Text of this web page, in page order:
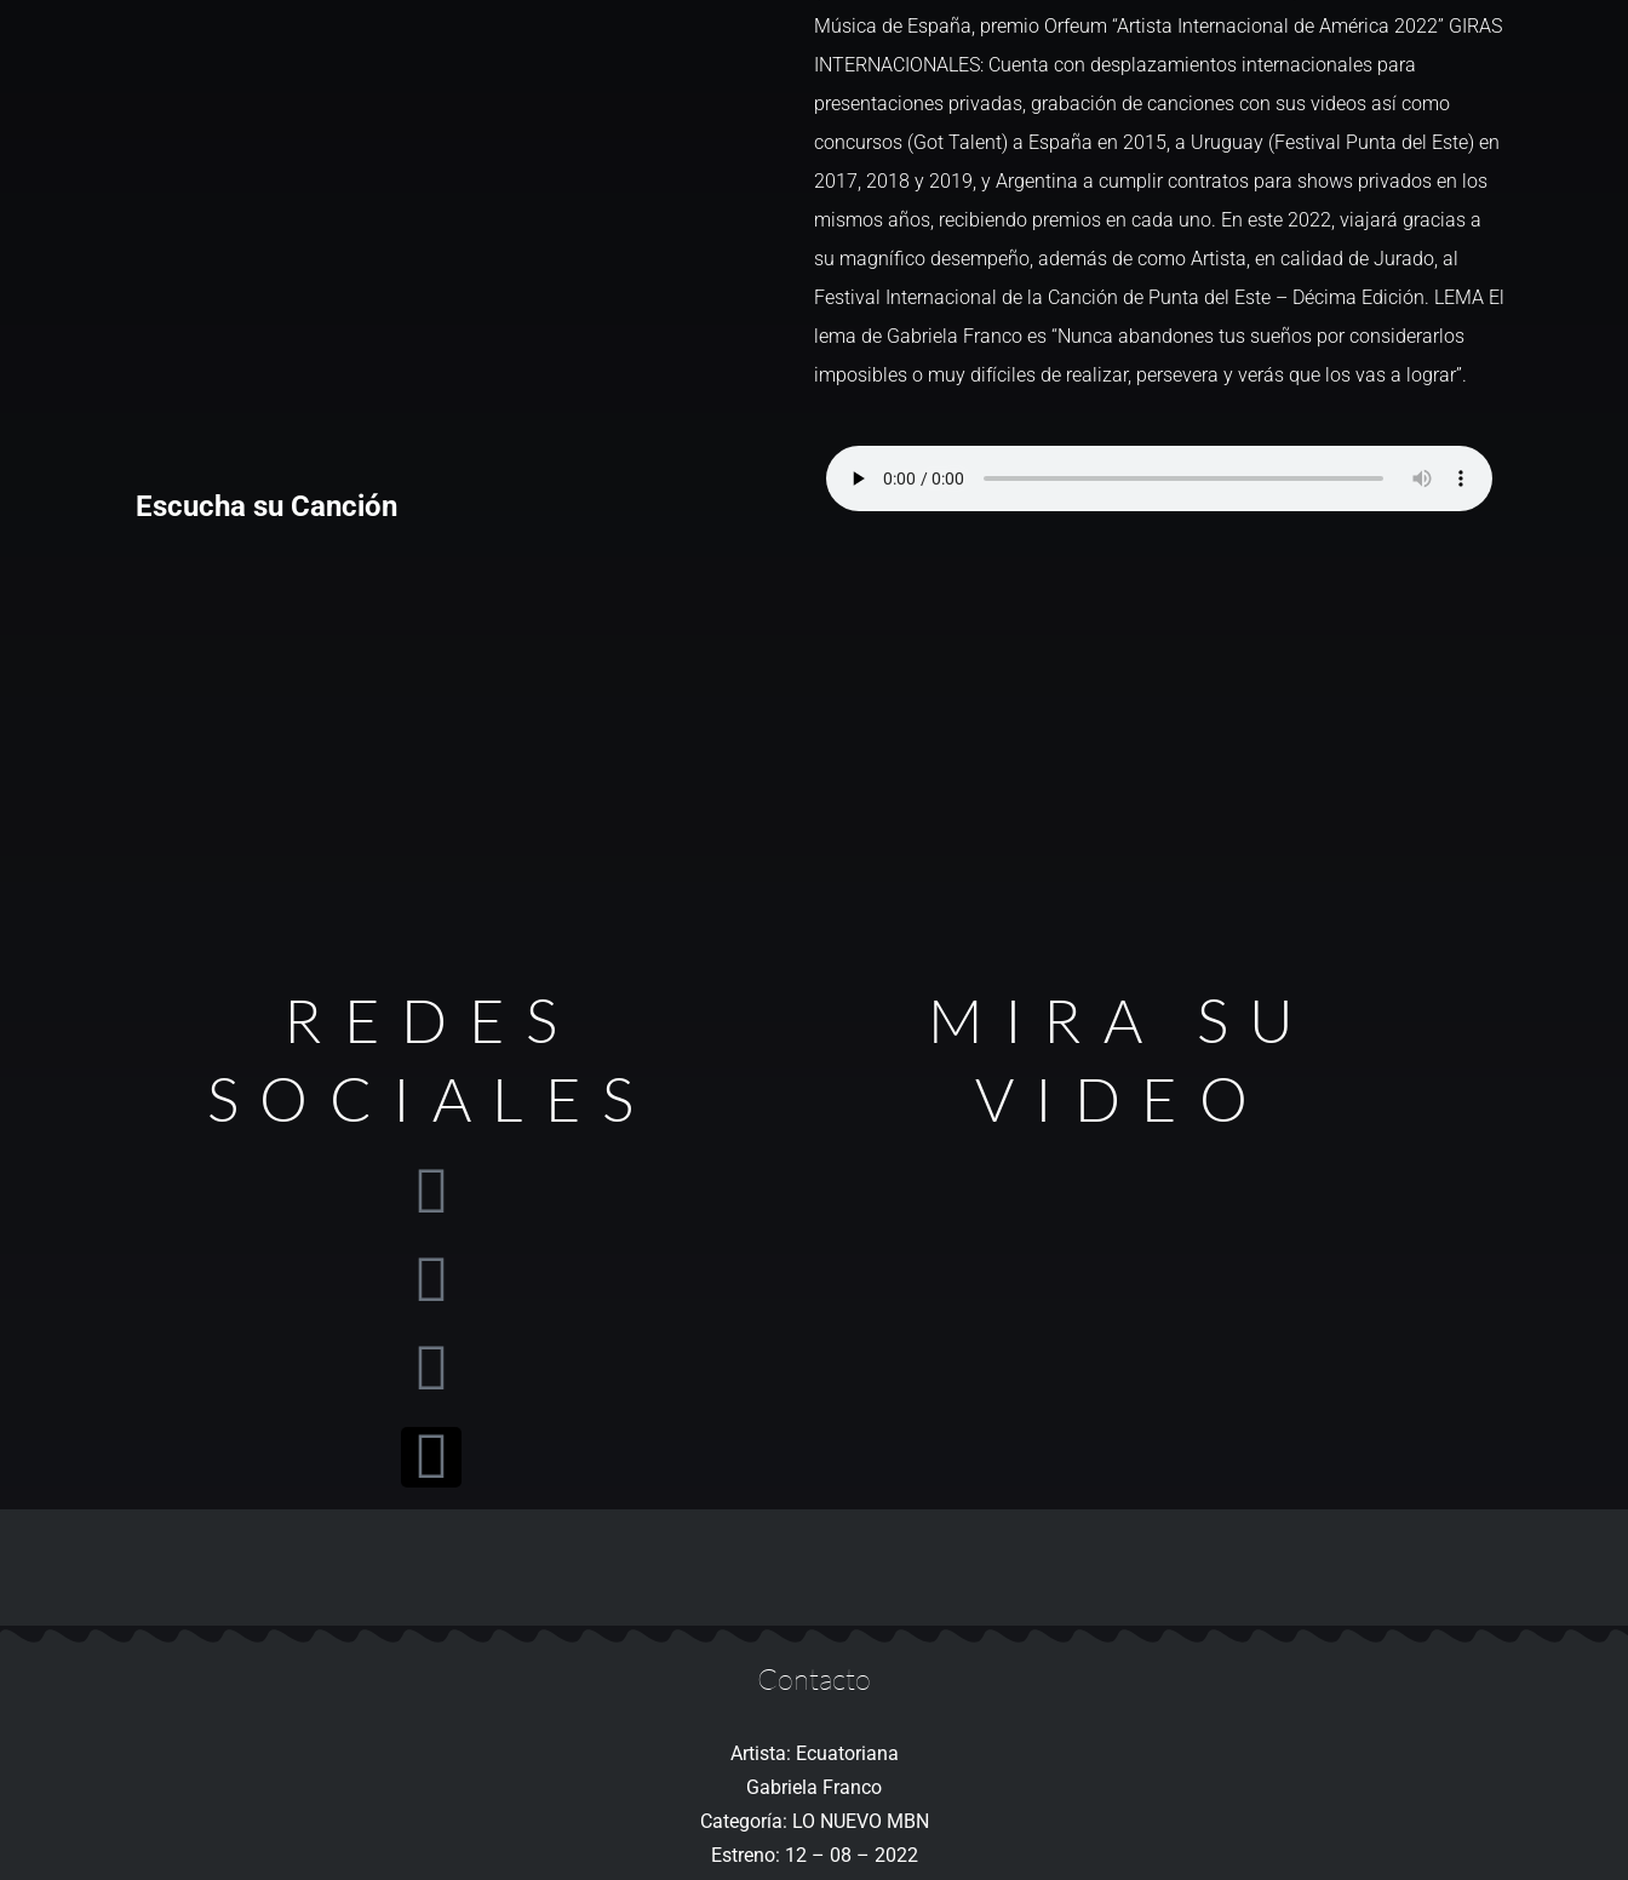
Música de España, premio Orfeum “Artista Internacional de América 2022” GIRAS
INTERNACIONALES: Cuenta con desplazamientos internacionales para
presentaciones privadas, grabación de canciones con sus videos así como
concursos (Got Talent) a España en 2015, a Uruguay (Festival Punta del Este) en
2017, 2018 y 2019, y Argentina a cumplir contratos para shows privados en los
mismos años, recibiendo premios en cada uno. En este 2022, viajará gracias a
su magnífico desempeño, además de como Artista, en calidad de Jurado, al
Festival Internacional de la Canción de Punta del Este – Décima Edición. LEMA El
lema de Gabriela Franco es “Nunca abandones tus sueños por considerarlos
imposibles o muy difíciles de realizar, persevera y verás que los vas a lograr”.
Escucha su Canción
REDES
SOCIALES
MIRA SU
VIDEO
Contacto
Artista: Ecuatoriana
Gabriela Franco
Categoría: LO NUEVO MBN
Estreno: 12 – 08 – 2022